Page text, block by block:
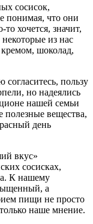
сосисок,
понимая, что они
хочется, значит,
из нас
шоколад,
пользу
но надеялись
нашей семьи
полезные вещества,
день
вкус»
сосисках,
К нашему
а
пищи не просто
наше мнение.